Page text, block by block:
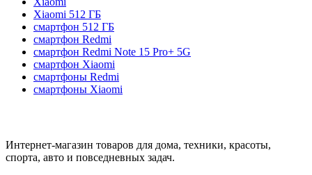
Xiaomi 512 ГБ
смартфон 512 ГБ
смартфон Redmi
смартфон Redmi Note 15 Pro+ 5G
смартфон Xiaomi
смартфоны Redmi
смартфоны Xiaomi
Интернет-магазин товаров для дома, техники, красоты,
спорта, авто и повседневных задач.